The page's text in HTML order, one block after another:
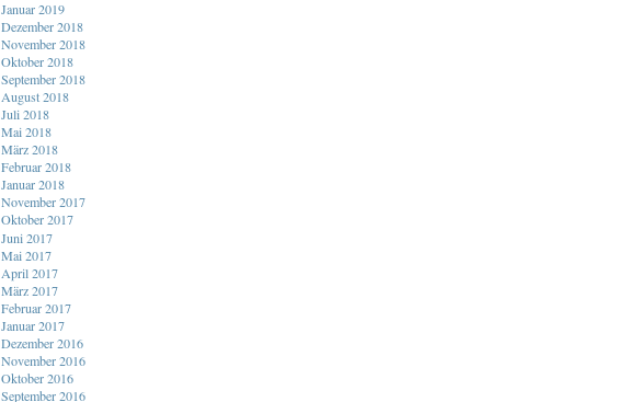
Januar 2019
Dezember 2018
November 2018
Oktober 2018
September 2018
August 2018
Juli 2018
Mai 2018
März 2018
Februar 2018
Januar 2018
November 2017
Oktober 2017
Juni 2017
Mai 2017
April 2017
März 2017
Februar 2017
Januar 2017
Dezember 2016
November 2016
Oktober 2016
September 2016